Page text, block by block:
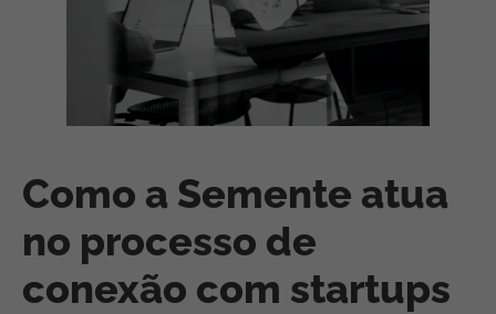
Como a Semente atua
no processo de
conexão com startups